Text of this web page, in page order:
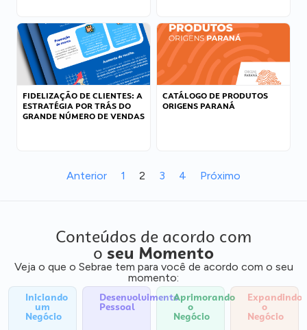
FIDELIZAÇÃO DE CLIENTES: A
ESTRATÉGIA POR TRÁS DO
GRANDE NÚMERO DE VENDAS
CATÁLOGO DE PRODUTOS
ORIGENS PARANÁ
Anterior 1 2 3 4 Próximo
Conteúdos de acordo com
o seu Momento
Veja o que o Sebrae tem para você de acordo com o seu
momento:
Iniciando
um
Negócio
Desenvolvimento
Pessoal
Aprimorando
o
Negócio
Expandindo
o
Negócio